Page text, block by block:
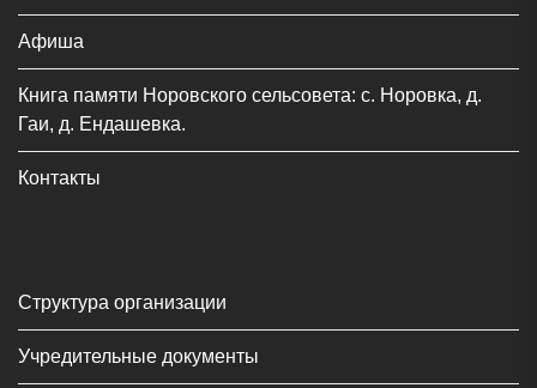
Афиша
Книга памяти Норовского сельсовета: с. Норовка, д.
Гаи, д. Ендашевка.
Контакты
Структура организации
Учредительные документы